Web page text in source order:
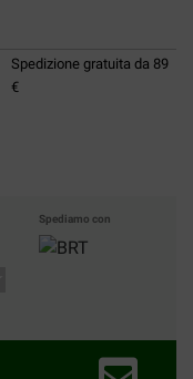
Spedizione gratuita da 89
€
Spediamo con